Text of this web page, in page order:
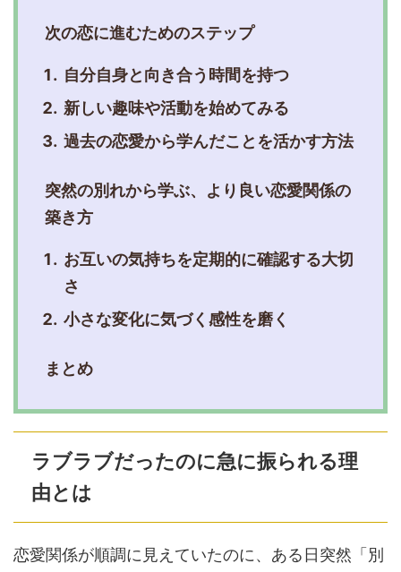
次の恋に進むためのステップ
自分自身と向き合う時間を持つ
新しい趣味や活動を始めてみる
過去の恋愛から学んだことを活かす方法
突然の別れから学ぶ、より良い恋愛関係の
築き方
お互いの気持ちを定期的に確認する大切
さ
小さな変化に気づく感性を磨く
まとめ
ラブラブだったのに急に振られる理
由とは
恋愛関係が順調に見えていたのに、ある日突然「別